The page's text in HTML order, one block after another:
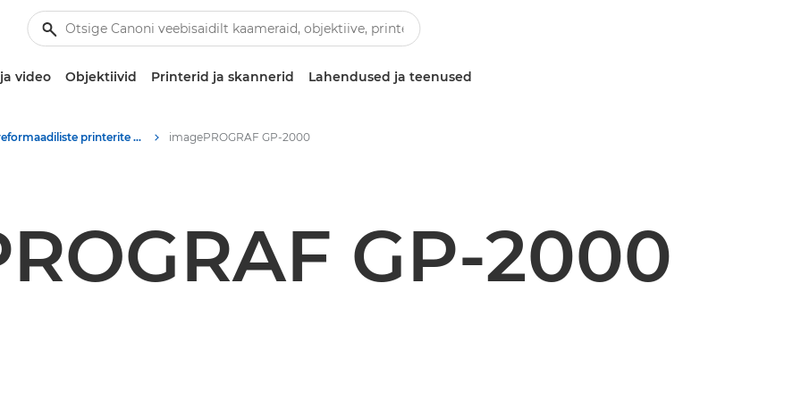
video Objektiivid Printerid ja skannerid Lahendused ja teenused
Suureformaadiliste printerite tootematerjalid – Canoni pressikeskus imagePROGRAF GP-2000
GP-2000